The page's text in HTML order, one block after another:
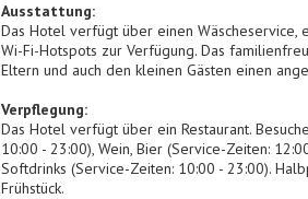
Ausstattung:
Das Hotel verfügt über einen Wäscheservice,
Wi-Fi-Hotspots zur Verfügung. Das
Eltern und auch den kleinen Gästen einen
Verpflegung:
Das Hotel verfügt über ein Restaurant.
10:00 - 23:00), Wein, Bier (Service-Zeiten:
Softdrinks (Service-Zeiten: 10:00 - 23:00).
Frühstück.